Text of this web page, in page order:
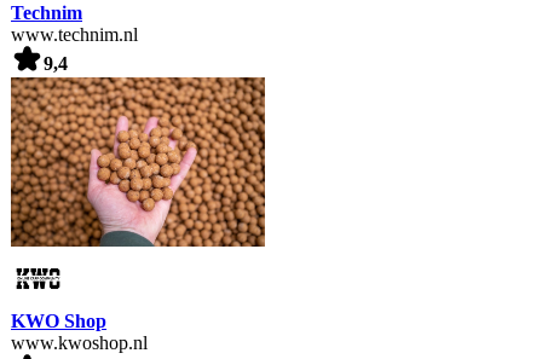
Technim
www.technim.nl
9,4
KWO Shop
www.kwoshop.nl